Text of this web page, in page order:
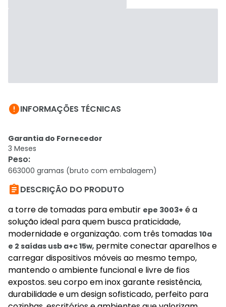
INFORMAÇÕES TÉCNICAS
Garantia do Fornecedor
3 Meses
Peso:
663000 gramas (bruto com embalagem)
DESCRIÇÃO DO PRODUTO
a torre de tomadas para embutir epe 3003+ é a
solução ideal para quem busca praticidade,
modernidade e organização. com três tomadas 10a
e 2 saídas usb a+c 15w, permite conectar aparelhos e
carregar dispositivos móveis ao mesmo tempo,
mantendo o ambiente funcional e livre de fios
expostos. seu corpo em inox garante resistência,
durabilidade e um design sofisticado, perfeito para